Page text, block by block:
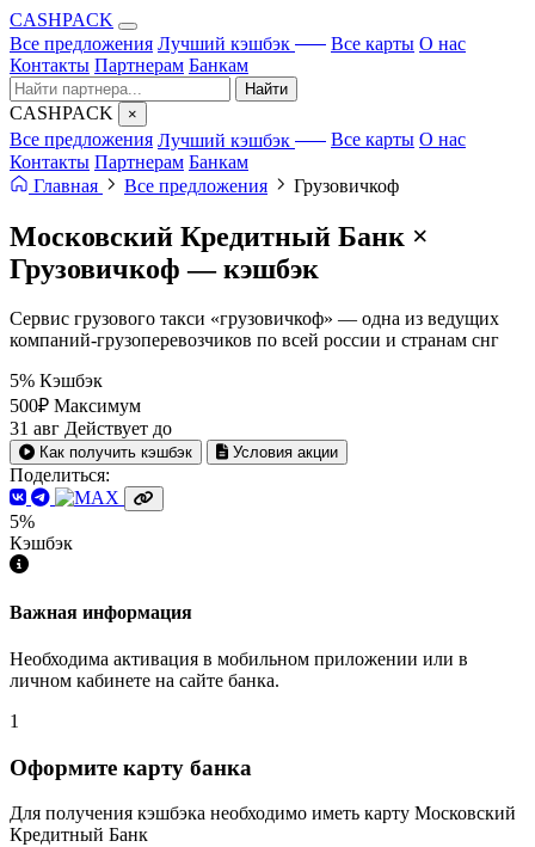
CASHPACK
Все предложения Лучший кэшбэк Все карты О нас
Контакты Партнерам Банкам
Найти
CASHPACK ×
Все предложения Лучший кэшбэк Все карты О нас
Контакты Партнерам Банкам
Главная
Все предложения Грузовичкоф
Московский Кредитный Банк ×
Грузовичкоф —кэшбэк
Сервис грузового такси «грузовичкоф» — одна из ведущих
компаний-грузоперевозчиков по всей россии и странам снг
5% Кэшбэк
500₽ Максимум
31 авг Действует до
Как получить кэшбэк Условия акции
Поделиться:
5%
Кэшбэк
Важная информация
Необходима активация в мобильном приложении или в
личном кабинете на сайте банка.
1
Оформите карту банка
Для получения кэшбэка необходимо иметь карту Московский
Кредитный Банк